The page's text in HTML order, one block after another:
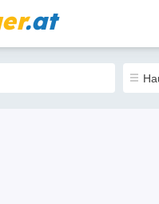
.at
Privat
13961